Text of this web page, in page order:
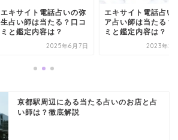
エキサイト電話占いの弥
生占い師は当たる？口コ
ミと鑑定内容は？
2025年6月7日
エキサイト電話占い
ア占い師は当たる？
ミと鑑定内容は？
2023年2
京都駅周辺にある当たる占いのお店と占
い師は？徹底解説